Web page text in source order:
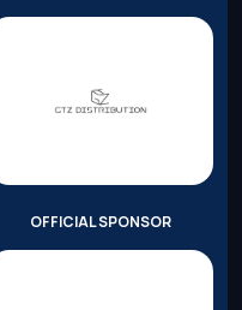
OFFICIAL SPONSOR